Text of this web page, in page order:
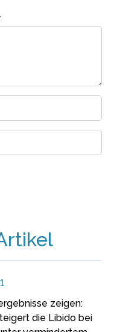
zeigen:
die Libido bei